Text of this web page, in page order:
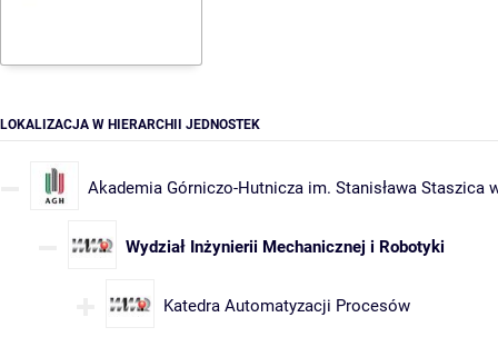
LOKALIZACJA W HIERARCHII JEDNOSTEK
Akademia Górniczo-Hutnicza im. Stanisława Staszica
Wydział Inżynierii Mechanicznej i Robotyki
Katedra Automatyzacji Procesów